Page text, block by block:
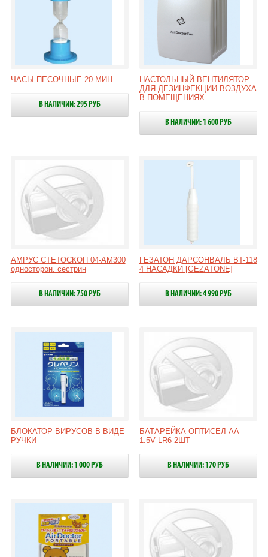
ЧАСЫ ПЕСОЧНЫЕ 20 МИН.
В НАЛИЧИИ: 295 РУБ
НАСТОЛЬНЫЙ ВЕНТИЛЯТОР
ДЛЯ ДЕЗИНФЕКЦИИ ВОЗДУХА
В ПОМЕЩЕНИЯХ
В НАЛИЧИИ: 1 600 РУБ
АМРУС СТЕТОСКОП 04-АМ300
односторон. сестрин
В НАЛИЧИИ: 750 РУБ
ГЕЗАТОН ДАРСОНВАЛЬ BT-118
4 НАСАДКИ [GEZATONE]
В НАЛИЧИИ: 4 990 РУБ
БЛОКАТОР ВИРУСОВ В ВИДЕ
РУЧКИ
В НАЛИЧИИ: 1 000 РУБ
БАТАРЕЙКА ОПТИСЕЛ АА
1.5V LR6 2ШТ
В НАЛИЧИИ: 170 РУБ